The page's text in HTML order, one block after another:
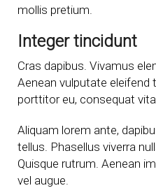
mollis pretium.
Integer tincidunt
Cras dapibus. Vivamus
Aenean vulputate eleifend
porttitor eu, consequat
Aliquam lorem ante,
tellus. Phasellus viverra
Quisque rutrum. Aenean
vel augue.